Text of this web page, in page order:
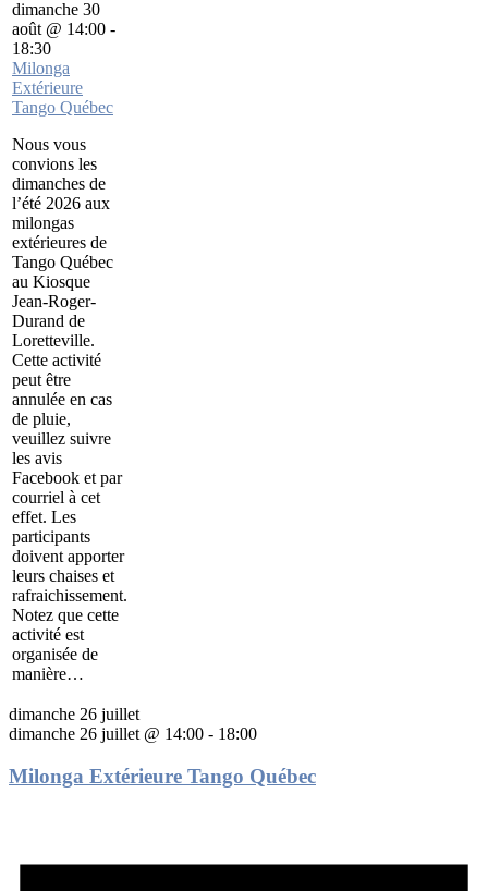
dimanche 30
août @ 14:00 -
18:30
Milonga
Extérieure
Tango Québec
Nous vous
convions les
dimanches de
l’été 2026 aux
milongas
extérieures de
Tango Québec
au Kiosque
Jean-Roger-
Durand de
Loretteville.
Cette activité
peut être
annulée en cas
de pluie,
veuillez suivre
les avis
Facebook et par
courriel à cet
effet. Les
participants
doivent apporter
leurs chaises et
rafraichissement.
Notez que cette
activité est
organisée de
manière…
dimanche 26 juillet
dimanche 26 juillet @ 14:00 - 18:00
Milonga Extérieure Tango Québec